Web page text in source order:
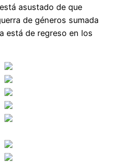
asustado de que
de géneros sumada
está de regreso en los